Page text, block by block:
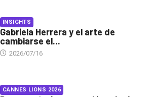
INSIGHTS
Gabriela Herrera y el arte de
cambiarse el...
2026/07/16
CANNES LIONS 2026